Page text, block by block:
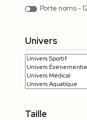
Porte noms -
Univers
Taille